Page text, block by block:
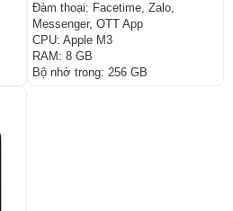
Đàm thoại: Facetime, Zalo,
Messenger, OTT App
CPU: Apple M3
RAM: 8 GB
Bộ nhớ trong: 256 GB